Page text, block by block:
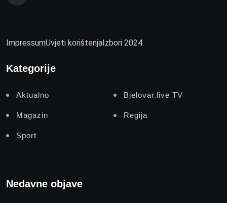
ImpressumUvjeti korištenja Izbori 2024.
Kategorije
Aktualno Bjelovar.live TV
Magazin Regija
Sport
Nedavne objave